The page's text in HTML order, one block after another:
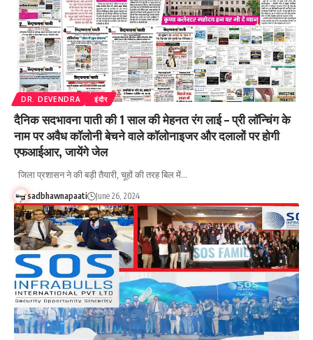
DR. DEVENDRA इंदौर
दैनिक सदभावना पाती की 1 साल की मेहनत रंग लाई – प्री लॉन्चिंग के
नाम पर अवैध कॉलोनी बेचने वाले कॉलोनाइजर और दलालों पर होगी
एफआईआर, जायेंगे जेल
जिला प्रशासन ने की बड़ी तैयारी, चूहों की तरह बिल में…
sadbhawnapaati June 26, 2024